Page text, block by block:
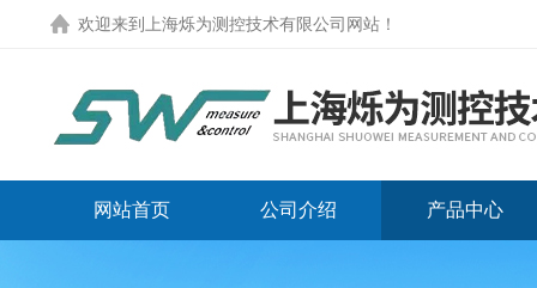
欢迎来到 上海烁为测控技术有限公司网站 ！
网站首页 公司介绍 产品中心